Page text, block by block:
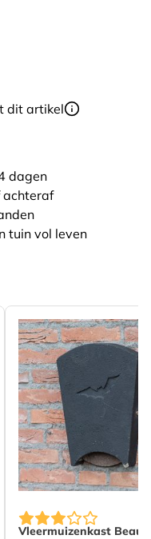
dit artikel
dagen
achteraf
tuin vol leven
Vleermuizenkast